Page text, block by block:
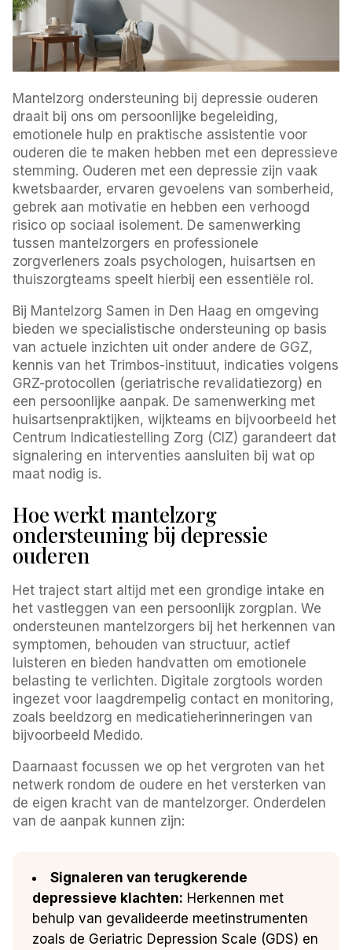
Mantelzorg ondersteuning bij depressie ouderen
draait bij ons om persoonlijke begeleiding,
emotionele hulp en praktische assistentie voor
ouderen die te maken hebben met een depressieve
stemming. Ouderen met een depressie zijn vaak
kwetsbaarder, ervaren gevoelens van somberheid,
gebrek aan motivatie en hebben een verhoogd
risico op sociaal isolement. De samenwerking
tussen mantelzorgers en professionele
zorgverleners zoals psychologen, huisartsen en
thuiszorgteams speelt hierbij een essentiële rol.
Bij Mantelzorg Samen in Den Haag en omgeving
bieden we specialistische ondersteuning op basis
van actuele inzichten uit onder andere de GGZ,
kennis van het Trimbos-instituut, indicaties volgens
GRZ-protocollen (geriatrische revalidatiezorg) en
een persoonlijke aanpak. De samenwerking met
huisartsenpraktijken, wijkteams en bijvoorbeeld het
Centrum Indicatiestelling Zorg (CIZ) garandeert dat
signalering en interventies aansluiten bij wat op
maat nodig is.
Hoe werkt mantelzorg
ondersteuning bij depressie
ouderen
Het traject start altijd met een grondige intake en
het vastleggen van een persoonlijk zorgplan. We
ondersteunen mantelzorgers bij het herkennen van
symptomen, behouden van structuur, actief
luisteren en bieden handvatten om emotionele
belasting te verlichten. Digitale zorgtools worden
ingezet voor laagdrempelig contact en monitoring,
zoals beeldzorg en medicatieherinneringen van
bijvoorbeeld Medido.
Daarnaast focussen we op het vergroten van het
netwerk rondom de oudere en het versterken van
de eigen kracht van de mantelzorger. Onderdelen
van de aanpak kunnen zijn:
Signaleren van terugkerende
depressieve klachten: Herkennen met
behulp van gevalideerde meetinstrumenten
zoals de Geriatric Depression Scale (GDS) en